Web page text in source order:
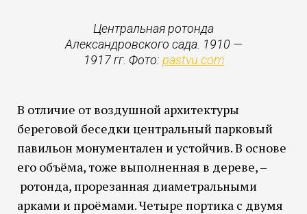
Центральная ротонда
Александровского сада. 1910 —
1917 гг. Фото: pastvu.com
В отличие от воздушной архитектуры
береговой беседки центральный парковый
павильон монументален и устойчив. В основе
его объёма, тоже выполненная в дереве, –
ротонда, прорезанная диаметральными
арками и проёмами. Четыре портика с двумя